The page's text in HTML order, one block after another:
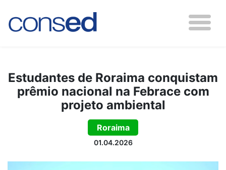
Estudantes de Roraima conquistam
prêmio nacional na Febrace com
projeto ambiental
Roraima
01.04.2026